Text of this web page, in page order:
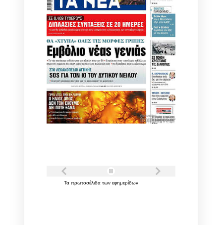
Τα πρωτοσέλιδα των εφημερίδων